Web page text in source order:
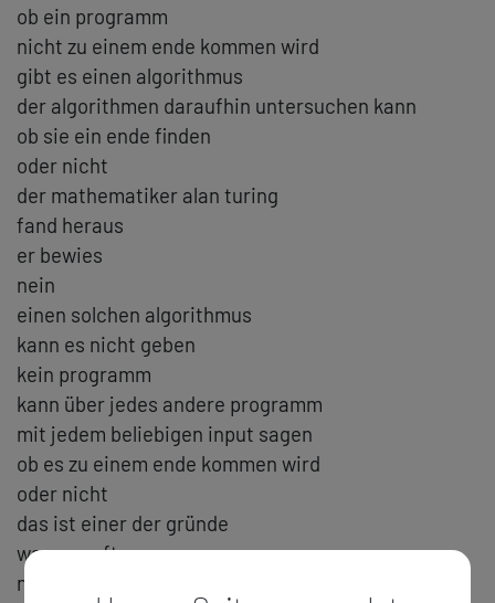
ob ein programm
nicht zu einem ende kommen wird
gibt es einen algorithmus
der algorithmen daraufhin untersuchen kann
ob sie ein ende finden
oder nicht
der mathematiker alan turing
fand heraus
er bewies
nein
einen solchen algorithmus
kann es nicht geben
kein programm
kann über jedes andere programm
mit jedem beliebigen input sagen
ob es zu einem ende kommen wird
oder nicht
das ist einer der gründe
warum software
noch immer